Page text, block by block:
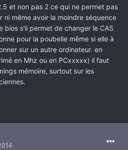
et non pas 2 ce qui ne permet pas
même avoir la moindre séquence
bios s'il permet de changer le CAS
pour la poubelle même si elle à
sur un autre ordinateur. en
en Mhz ou en PCxxxxx) il faut
mémoire, surtout sur les